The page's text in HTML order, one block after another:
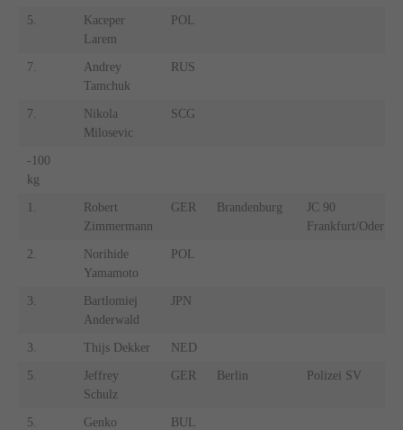
5.
Kaceper
Larem
POL
7.
Andrey
Tamchuk
RUS
7.
Nikola
Milosevic
SCG
-100
kg
1.
Robert
Zimmermann
GER Brandenburg
JC 90
Frankfurt/Oder
2.
Norihide
Yamamoto
POL
3.
Bartlomiej
Anderwald
JPN
3. Thijs Dekker NED
5.
Jeffrey
Schulz
GER Berlin Polizei SV
5.
Genko
BUL